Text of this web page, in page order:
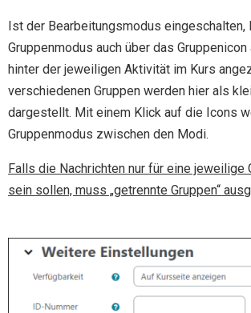
Ist der Bearbeitungsmodus
Gruppenmodus auch über das
hinter der jeweiligen Aktivität im Kurs
verschiedenen Gruppen werden hier als
dargestellt. Mit einem Klick auf die Icons
Gruppenmodus zwischen den Modi.
Falls die Nachrichten nur für eine jeweilige
sein sollen, muss „getrennte Gruppen“